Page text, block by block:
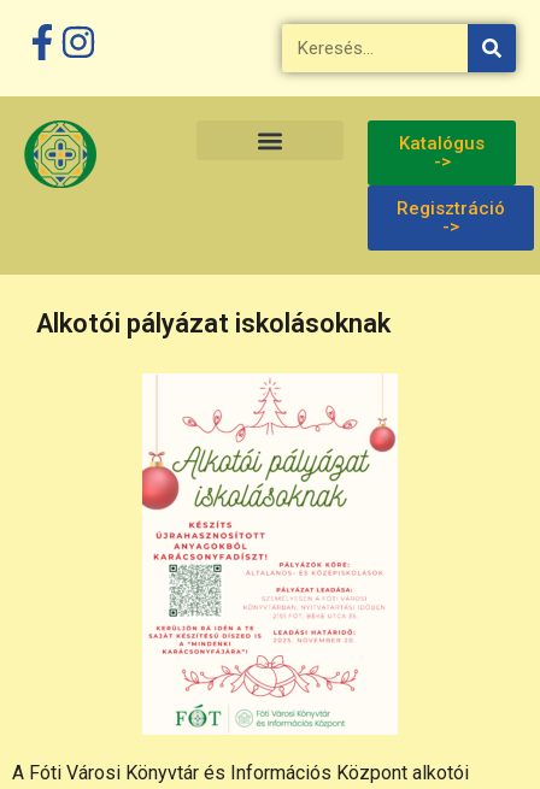
Katalógus
->
Regisztráció
->
Alkotói pályázat iskolásoknak
A Fóti Városi Könyvtár és Információs Központ alkotói